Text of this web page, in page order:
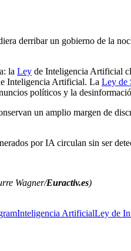
derribar un gobierno de la
la Ley de Inteligencia Artificial
Inteligencia Artificial. La Ley de
políticos y la
un amplio margen de
por IA circulan sin ser
Wagner/Euractiv.es)
Inteligencia ArtificialLey de